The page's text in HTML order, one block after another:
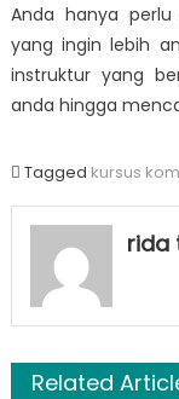
Anda hanya
yang ingin lebih
instruktur yang
anda hingga
Tagged kursus
rida
Related